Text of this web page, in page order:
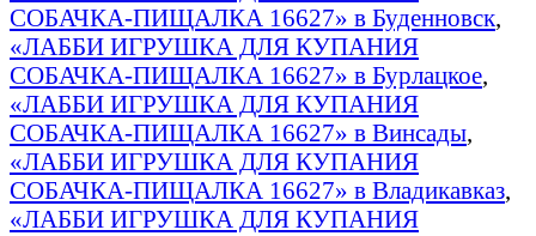
СОБАЧКА-ПИЩАЛКА 16627» в Буденновск,
«ЛАББИ ИГРУШКА ДЛЯ КУПАНИЯ
СОБАЧКА-ПИЩАЛКА 16627» в Бурлацкое,
«ЛАББИ ИГРУШКА ДЛЯ КУПАНИЯ
СОБАЧКА-ПИЩАЛКА 16627» в Винсады,
«ЛАББИ ИГРУШКА ДЛЯ КУПАНИЯ
СОБАЧКА-ПИЩАЛКА 16627» в Владикавказ,
«ЛАББИ ИГРУШКА ДЛЯ КУПАНИЯ